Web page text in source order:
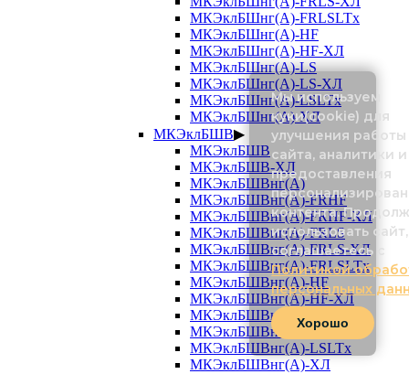
МКЭклБШнг(А)-FRLSLTx
МКЭклБШнг(А)-HF
МКЭклБШнг(А)-HF-ХЛ
МКЭклБШнг(А)-LS
МКЭклБШнг(А)-LS-ХЛ
МКЭклБШнг(А)-LSLTx
МКЭклБШнг(А)-ХЛ
МКЭклБШВ▶
МКЭклБШВ
МКЭклБШВ-ХЛ
МКЭклБШВнг(А)
МКЭклБШВнг(А)-FRHF
МКЭклБШВнг(А)-FRHF-ХЛ
МКЭклБШВнг(А)-FRLS
МКЭклБШВнг(А)-FRLS-ХЛ
МКЭклБШВнг(А)-FRLSLTx
МКЭклБШВнг(А)-HF
МКЭклБШВнг(А)-HF-ХЛ
МКЭклБШВнг(А)-LS
МКЭклБШВнг(А)-LS-ХЛ
МКЭклБШВнг(А)-LSLTx
МКЭклБШВнг(А)-ХЛ
Мы используем
куки(cookie) для
улучшения работы
сайта, аналитики и
предоставления
контента.
использовать
соглашаетесь с
Политикой
персональных
Хорошо